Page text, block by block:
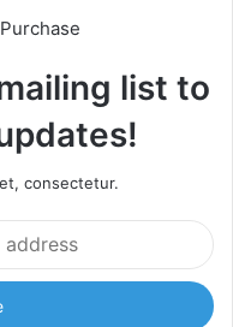
list to
consectetur.